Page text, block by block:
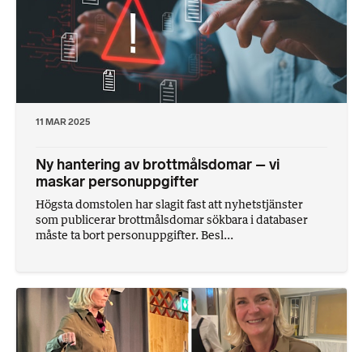
11 MAR 2025
Ny hantering av brottmålsdomar – vi
maskar personuppgifter
Högsta domstolen har slagit fast att nyhetstjänster
som publicerar brottmålsdomar sökbara i databaser
måste ta bort personuppgifter. Besl...